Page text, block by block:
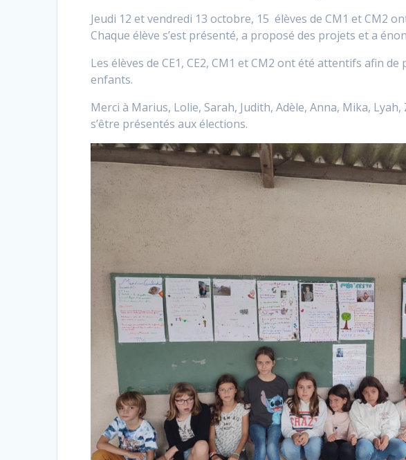
Jeudi 12 et vendredi 13 octobre, 15 élèves de CM1 et CM2
Chaque élève s’est présenté, a proposé des projets et a
Les élèves de CE1, CE2, CM1 et CM2 ont été attentifs afin
enfants.
Merci à Marius, Lolie, Sarah, Judith, Adèle, Anna, Mika, Lyah,
s’être présentés aux élections.